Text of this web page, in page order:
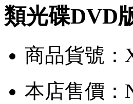
類光碟DVD
商品貨號：
本店售價：